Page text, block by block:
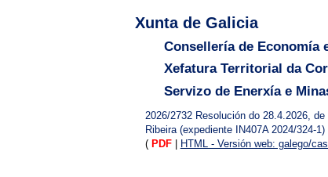
Xunta de Galicia
Consellería de Economía
Xefatura Territorial da
Servizo de Enerxía e
2026/2732 Resolución do 28.4.2026,
Ribeira (expediente IN407A 2024/324-1)
( PDF | HTML - Versión web: galego/